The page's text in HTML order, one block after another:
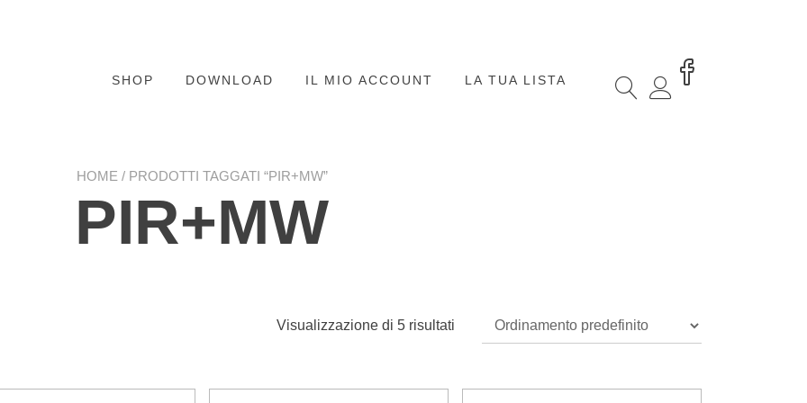
SHOP DOWNLOAD IL MIO ACCOUNT LA TUA LISTA
HOME / PRODOTTI TAGGATI “PIR+MW”
PIR+MW
Visualizzazione di 5 risultati